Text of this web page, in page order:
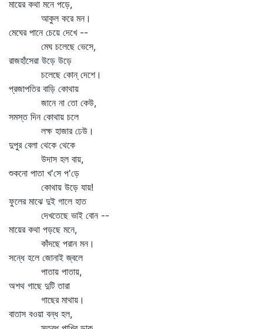
মায়ের কথা মনে পড়ে,
আকুল করে মন।
মেঘের পানে চেয়ে দেখে --
মেঘ চলেছে ভেসে,
রাজহাঁসেরা উড়ে উড়ে
চলেছে কোন্‌ দেশে।
প্রজাপতির বাড়ি কোথায়
জানে না তো কেউ,
সমস্ত দিন কোথায় চলে
লক্ষ হাজার ঢেউ।
দুপুর বেলা থেকে থেকে
উদাস হল বায়,
শুকনো পাতা খ'সে প'ড়ে
কোথায় উড়ে যায়!
ফুলের মাঝে দুই গালে হাত
দেখতেছে ভাই বোন --
মায়ের কথা পড়ছে মনে,
কাঁদছে পরান মন।
সন্ধে হলে জোনাই জ্বলে
পাতায় পাতায়,
অশথ গাছে দুটি তারা
গাছের মাথায়।
বাতাস বওয়া বন্ধ হল,